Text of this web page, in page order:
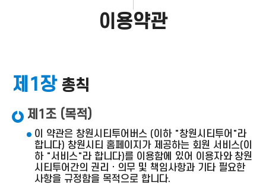
이용약관
제1장총칙
제1조 (목적)
이 약관은 창원시티투어버스 (이하 "창원시티투어"라
합니다) 창원시티 홈페이지가 제공하는 회원 서비스(이
하 "서비스"라 합니다)를 이용함에 있어 이용자와 창원
시티투어간의 권리ㆍ의무 및 책임사항과 기타 필요한
사항을 규정함을 목적으로 합니다.